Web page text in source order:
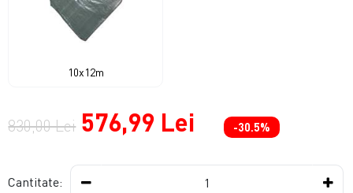
10x12m
830,00 Lei 576,99 Lei -30.5%
Cantitate: